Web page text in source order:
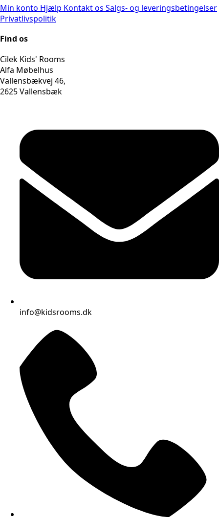
Min konto Hjælp Kontakt os Salgs- og leveringsbetingelser
Privatlivspolitik
Find os
Cilek Kids' Rooms
Alfa Møbelhus
Vallensbækvej 46,
2625 Vallensbæk
info@kidsrooms.dk